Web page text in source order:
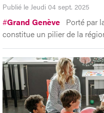
Publié le Jeudi 04 sept. 2025
#Grand Genève Porté par
constitue un pilier de la